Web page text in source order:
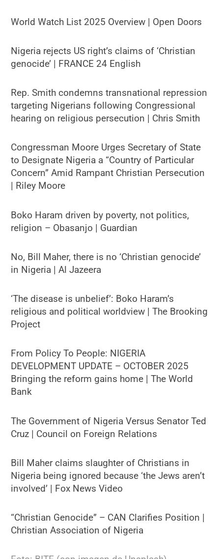
World Watch List 2025 Overview | Open Doors
Nigeria rejects US right’s claims of ‘Christian
genocide’ | FRANCE 24 English
Rep. Smith condemns transnational repression
targeting Nigerians following Congressional
hearing on religious persecution | Chris Smith
Congressman Moore Urges Secretary of State
to Designate Nigeria a “Country of Particular
Concern” Amid Rampant Christian Persecution
| Riley Moore
Boko Haram driven by poverty, not politics,
religion – Obasanjo | Guardian
No, Bill Maher, there is no ‘Christian genocide’
in Nigeria | Al Jazeera
‘The disease is unbelief’: Boko Haram’s
religious and political worldview | The Brooking
Project
From Policy To People: NIGERIA
DEVELOPMENT UPDATE – OCTOBER 2025
Bringing the reform gains home | The World
Bank
The Government of Nigeria Versus Senator Ted
Cruz | Council on Foreign Relations
Bill Maher claims slaughter of Christians in
Nigeria being ignored because ‘the Jews aren’t
involved’ | Fox News Video
“Christian Genocide” – CAN Clarifies Position |
Christian Association of Nigeria